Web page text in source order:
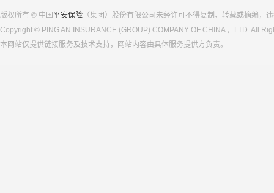
版权所有 © 中国平安保险 （集团）股份有限公司未经许可不得复制、转载或摘编，
Copyright © PING AN INSURANCE (GROUP) COMPANY OF CHINA ，LTD. All
本网站仅提供链接服务及技术支持，网站内容由具体服务提供方负责。